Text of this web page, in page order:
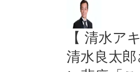
【 清水ア
清水良太